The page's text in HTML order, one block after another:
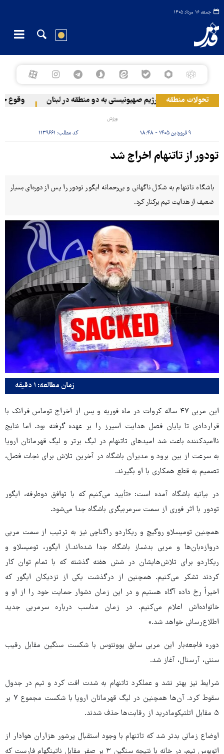
جمعه ۱۶ مرداد ۱۴۰۵
تحولات منطقهحمله رژیم صهیونیستی به دو منطقه در لبنان وقوع
ورزش
۹ فروردین ۱۴۰۵ - ۱۸:۴۸ کد مطلب: ۱۱۳۹۶۶۱
تودور از تاتنهام اخراج شد
باشگاه تاتنهام به شکل ناگهانی و بی‌رحمانه ایگور تودور را پس از دوره‌ای بسیار
ضعیف از هدایت تیم برکنار کرد.
زمان مطالعه: ۱ دقیقه
این مربی ۴۷ ساله کروات در ماه فوریه و پس از اخراج توماس فرانک با
قراردادی تا پایان فصل هدایت اسپرز را بر عهده گرفته بود. اما نتایج
ناامیدکننده باعث شد امیدهای تاتنهام در لیگ برتر و لیگ قهرمانان اروپا
به سرعت از بین برود و مدیران باشگاه در آخرین تلاش برای نجات فصل،
تصمیم به قطع همکاری با او بگیرند.
در بیانیه باشگاه آمده است: «تأیید می‌کنیم که با توافق دوطرفه، ایگور
تودور با اثر فوری از سمت سرمربیگری باشگاه جدا می‌شود.
همچنین تومیسلاو روگیچ و ریکاردو راگناچی نیز به ترتیب از سمت مربی
دروازه‌بان‌ها و مربی بدنساز باشگاه جدا شده‌اند.از ایگور، تومیسلاو و
ریکاردو برای تلاش‌هایشان در شش هفته گذشته که با تمام توان کار
کردند تشکر می‌کنیم. همچنین از درگذشت یکی از نزدیکان ایگور که
اخیراً رخ داده آگاه هستیم و در این زمان دشوار حمایت خود را از او و
خانواده‌اش اعلام می‌کنیم. در زمان مناسب درباره سرمربی جدید
اطلاع‌رسانی خواهد شد.»
دوره فاجعه‌بار این مربی سابق یوونتوس با شکست سنگین مقابل رقیب
سنتی، آرسنال، آغاز شد.
شرایط نیز بهتر نشد و عملکرد تاتنهام به شدت افت کرد و تیم در جدول
سقوط کرد. آن‌ها همچنین در لیگ قهرمانان اروپا با شکست مجموع ۷ بر
۵ مقابل اتلتیکومادرید از رقابت‌ها حذف شدند.
اوضاع زمانی بدتر شد که تاتنهام با وجود استقبال پرشور هزاران هوادار از
اتوبوس تیم، در خانه با نتیجه سنگین ۳ بر صفر مقابل ناتینگهام فارست که